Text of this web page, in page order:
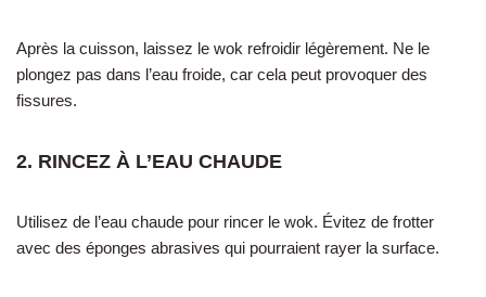
Après la cuisson, laissez le wok refroidir légèrement. Ne le
plongez pas dans l’eau froide, car cela peut provoquer des
fissures.
2. RINCEZ À L’EAU CHAUDE
Utilisez de l’eau chaude pour rincer le wok. Évitez de frotter
avec des éponges abrasives qui pourraient rayer la surface.